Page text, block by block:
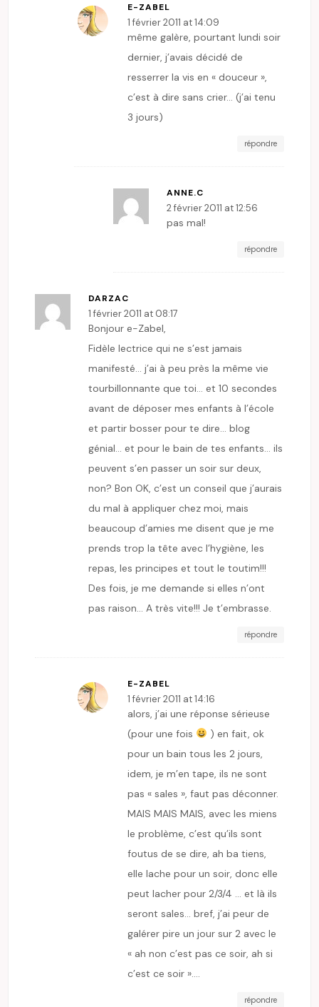
E-ZABEL
1 février 2011 at 14:09
même galère, pourtant lundi soir
dernier, j’avais décidé de
resserrer la vis en « douceur »,
c’est à dire sans crier… (j’ai tenu
3 jours)
répondre
ANNE.C
2 février 2011 at 12:56
pas mal!
répondre
DARZAC
1 février 2011 at 08:17
Bonjour e-Zabel,
Fidèle lectrice qui ne s’est jamais
manifesté… j’ai à peu près la même vie
tourbillonnante que toi… et 10 secondes
avant de déposer mes enfants à l’école
et partir bosser pour te dire… blog
génial… et pour le bain de tes enfants… ils
peuvent s’en passer un soir sur deux,
non? Bon OK, c’est un conseil que j’aurais
du mal à appliquer chez moi, mais
beaucoup d’amies me disent que je me
prends trop la tête avec l’hygiène, les
repas, les principes et tout le toutim!!!
Des fois, je me demande si elles n’ont
pas raison… A très vite!!! Je t’embrasse.
répondre
E-ZABEL
1 février 2011 at 14:16
alors, j’ai une réponse sérieuse
(pour une fois
) en fait, ok
pour un bain tous les 2 jours,
idem, je m’en tape, ils ne sont
pas « sales », faut pas déconner.
MAIS MAIS MAIS, avec les miens
le problème, c’est qu’ils sont
foutus de se dire, ah ba tiens,
elle lache pour un soir, donc elle
peut lacher pour 2/3/4 … et là ils
seront sales… bref, j’ai peur de
galérer pire un jour sur 2 avec le
« ah non c’est pas ce soir, ah si
c’est ce soir »….
répondre